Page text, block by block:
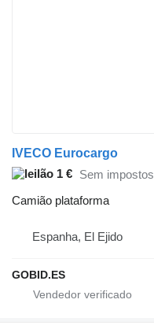
IVECO Eurocargo
1 € Sem impostos
Camião plataforma
Espanha, El Ejido
GOBID.ES